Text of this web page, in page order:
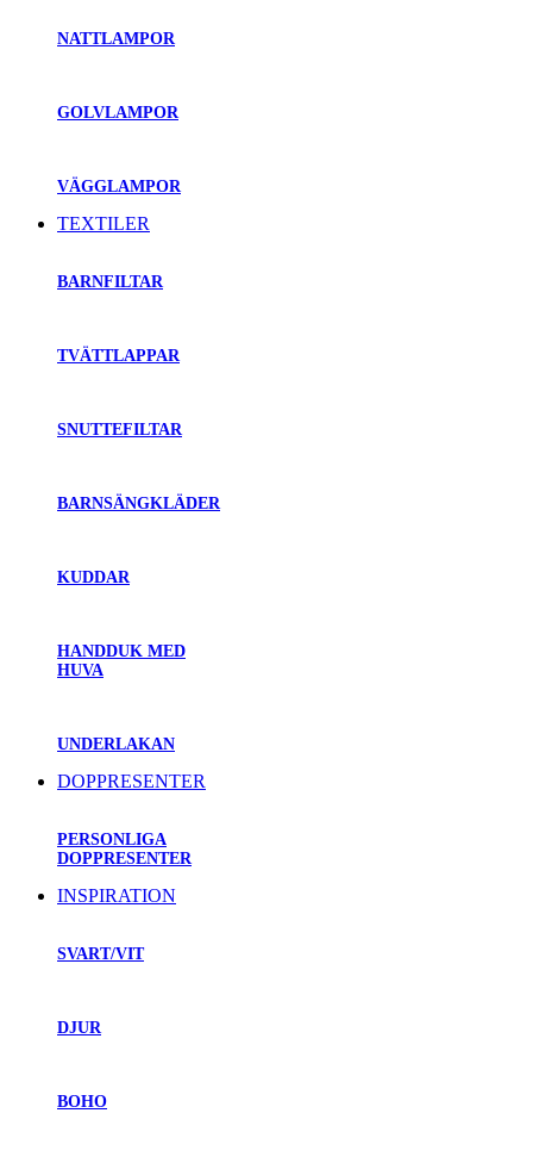
NATTLAMPOR
GOLVLAMPOR
VÄGGLAMPOR
TEXTILER
BARNFILTAR
TVÄTTLAPPAR
SNUTTEFILTAR
BARNSÄNGKLÄDER
KUDDAR
HANDDUK MED
HUVA
UNDERLAKAN
DOPPRESENTER
PERSONLIGA
DOPPRESENTER
INSPIRATION
SVART/VIT
DJUR
BOHO